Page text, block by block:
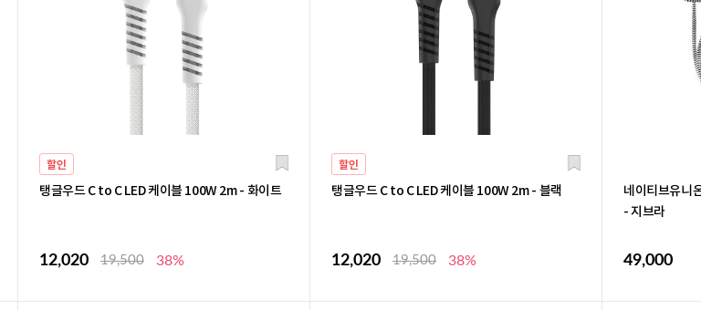
할인
탱글우드 C to C LED 케이블 100W 2m - 화이트
12,020 19,500 38%
할인
탱글우드 C to C LED 케이블 100W 2m - 블랙
12,020 19,500 38%
네이티브유니
- 지브라
49,000